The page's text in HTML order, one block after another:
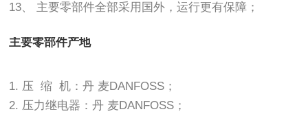
13、 主要零部件全部采用国外，运行更有保障；
主要零部件产地
1. 压 缩 机：丹 麦DANFOSS；
2. 压力继电器：丹 麦DANFOSS；